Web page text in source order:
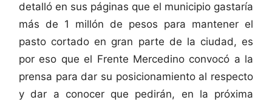
detalló en sus páginas que el municipio gastaría
más de 1 millón de pesos para mantener el
pasto cortado en gran parte de la ciudad, es
por eso que el Frente Mercedino convocó a la
prensa para dar su posicionamiento al respecto
y dar a conocer que pedirán, en la próxima